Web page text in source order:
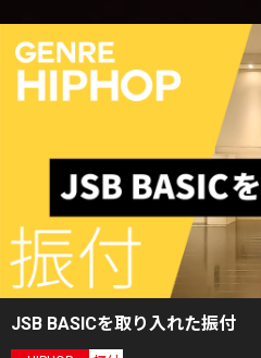
JSB BASICを取り入れた振付